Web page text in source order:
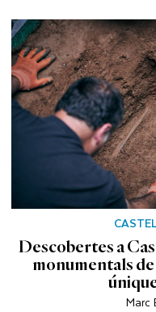
Descobertes a
monumentals
Marc